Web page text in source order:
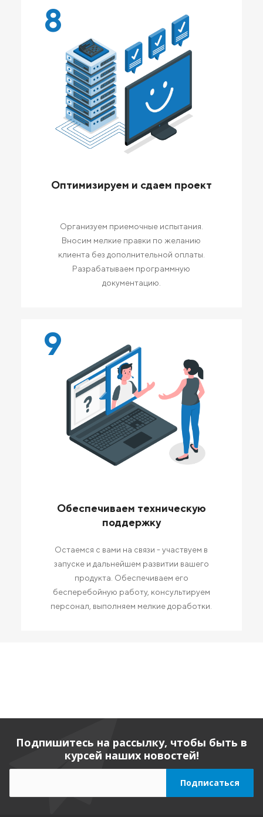
8
Оптимизируем и сдаем проект
Организуем приемочные испытания.
Вносим мелкие правки по желанию
клиента без дополнительной оплаты.
Разрабатываем программную
документацию.
9
Обеспечиваем техническую
поддержку
Остаемся с вами на связи - участвуем в
запуске и дальнейшем развитии вашего
продукта. Обеспечиваем его
бесперебойную работу, консультируем
персонал, выполняем мелкие доработки.
Подпишитесь на рассылку, чтобы быть в
курсей наших новостей!